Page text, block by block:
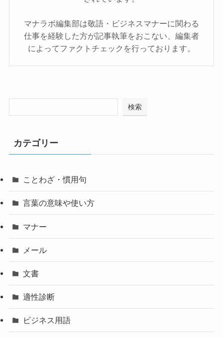
マナラボ編集部は敬語・ビジネスマナーに関わる
仕事を経験した方が記事執筆をおこない、編集者
によってファクトチェックを行っております。
検索
カテゴリー
ことわざ・慣用句
言葉の意味や使い方
マナー
メール
文書
適性診断
ビジネス用語